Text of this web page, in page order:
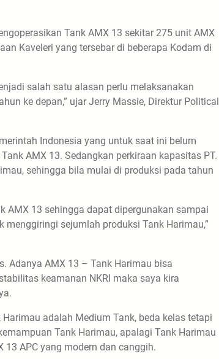
Tank AMX 13 sekitar 275 unit AMX
Kaveleri yang tersebar di beberapa Kodam di
salah satu alasan perlu melaksanakan
ke depan,” ujar Jerry Massie, Direktur Political
Indonesia yang untuk saat ini belum
AMX 13. Sedangkan perkiraan kapasitas PT.
sehingga bila mulai di produksi pada tahun
AMX 13 sehingga dapat dipergunakan sampai
sejumlah produksi Tank Harimau,”
Adanya AMX 13 – Tank Harimau bisa
keamanan NKRI maka saya kira
adalah Medium Tank, beda kelas tetapi
Tank Harimau, apalagi Tank Harimau
APC yang modern dan canggih.